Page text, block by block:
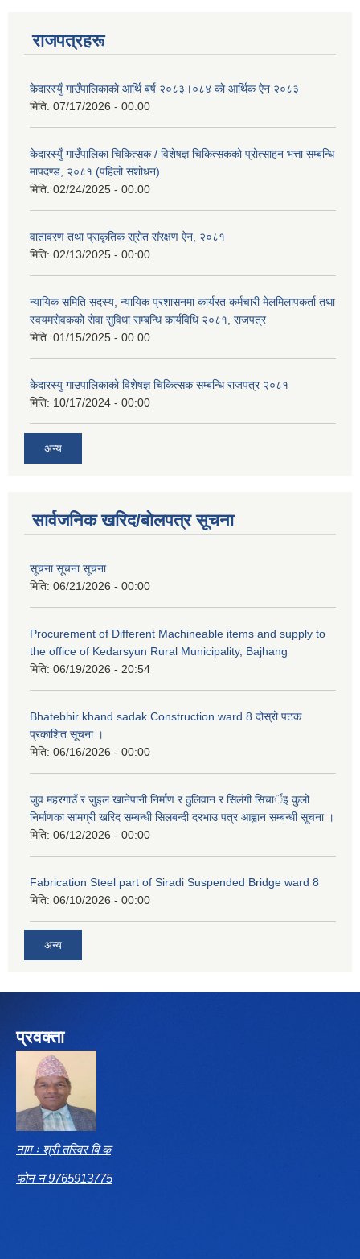
राजपत्रहरू
केदारस्युँ गाउँपालिकाकाे आर्थि बर्ष २०८३।०८४ काे आर्थिक ऐन २०८३
मिति: 07/17/2026 - 00:00
केदारस्युँ गाउँपालिका चिकित्सक / विशेषज्ञ चिकित्सकको प्रोत्साहन भत्ता सम्बन्धि
मापदण्ड, २०८१ (पहिलो संशोधन)
मिति: 02/24/2025 - 00:00
वातावरण तथा प्राकृतिक स्रोत संरक्षण ऐन, २०८१
मिति: 02/13/2025 - 00:00
न्यायिक समिति सदस्य, न्यायिक प्रशासनमा कार्यरत कर्मचारी मेलमिलापकर्ता तथा
स्वयमसेवकको सेवा सुविधा सम्बन्धि कार्यविधि २०८१, राजपत्र
मिति: 01/15/2025 - 00:00
केदारस्यु गाउपालिकाको विशेषज्ञ चिकित्सक सम्बन्धि राजपत्र २०८१
मिति: 10/17/2024 - 00:00
अन्य
सार्वजनिक खरिद/बोलपत्र सूचना
सूचना सूचना सूचना
मिति: 06/21/2026 - 00:00
Procurement of Different Machineable items and supply to
the office of Kedarsyun Rural Municipality, Bajhang
मिति: 06/19/2026 - 20:54
Bhatebhir khand sadak Construction ward 8 दोस्रो पटक
प्रकाशित सूचना ।
मिति: 06/16/2026 - 00:00
जुव महरगाउँ र जुइल खानेपानी निर्माण र ठुलिवान र सिलंगी सिचार्इ कुलो
निर्माणका सामग्री खरिद सम्बन्धी सिलबन्दी दरभाउ पत्र आह्वान सम्बन्धी सूचना ।
मिति: 06/12/2026 - 00:00
Fabrication Steel part of Siradi Suspended Bridge ward 8
मिति: 06/10/2026 - 00:00
अन्य
प्रवक्ता
नाम ः श्री तस्विर बि क
फोन न 9765913775